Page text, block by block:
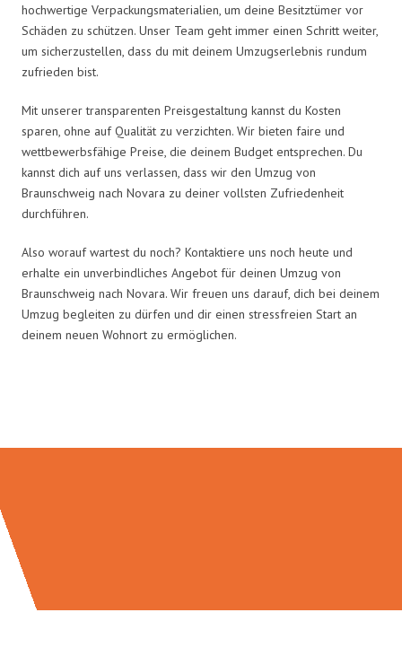
hochwertige Verpackungsmaterialien, um deine Besitztümer vor
Schäden zu schützen. Unser Team geht immer einen Schritt weiter,
um sicherzustellen, dass du mit deinem Umzugserlebnis rundum
zufrieden bist.
Mit unserer transparenten Preisgestaltung kannst du Kosten
sparen, ohne auf Qualität zu verzichten. Wir bieten faire und
wettbewerbsfähige Preise, die deinem Budget entsprechen. Du
kannst dich auf uns verlassen, dass wir den Umzug von
Braunschweig nach Novara zu deiner vollsten Zufriedenheit
durchführen.
Also worauf wartest du noch? Kontaktiere uns noch heute und
erhalte ein unverbindliches Angebot für deinen Umzug von
Braunschweig nach Novara. Wir freuen uns darauf, dich bei deinem
Umzug begleiten zu dürfen und dir einen stressfreien Start an
deinem neuen Wohnort zu ermöglichen.